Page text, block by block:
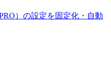
）の設定を固定化・自動